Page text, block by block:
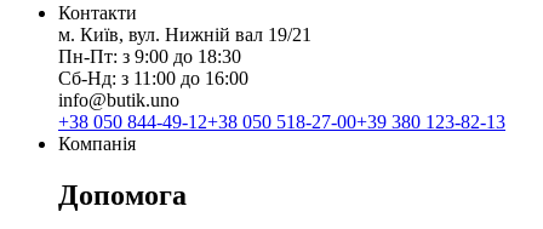
Контакти
м. Київ, вул. Нижній вал 19/21
Пн-Пт: з 9:00 до 18:30
Сб-Нд: з 11:00 до 16:00
info@butik.uno
+38 050 844-49-12+38 050 518-27-00+39 380 123-82-13
Компанія
Допомога